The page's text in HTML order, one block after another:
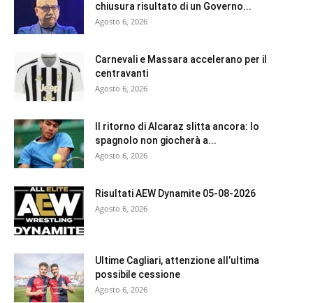
chiusura risultato di un Governo...
Agosto 6, 2026
Carnevali e Massara accelerano per il
centravanti
Agosto 6, 2026
Il ritorno di Alcaraz slitta ancora: lo
spagnolo non giocherà a...
Agosto 6, 2026
Risultati AEW Dynamite 05-08-2026
Agosto 6, 2026
Ultime Cagliari, attenzione all’ultima
possibile cessione
Agosto 6, 2026